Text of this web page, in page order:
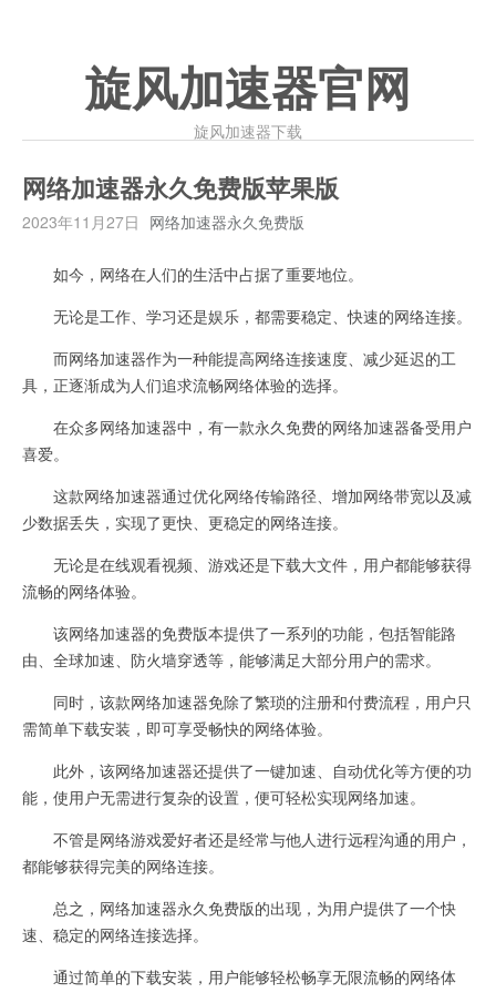
旋风加速器官网
旋风加速器下载
网络加速器永久免费版苹果版
2023年11月27日 网络加速器永久免费版
如今，网络在人们的生活中占据了重要地位。
无论是工作、学习还是娱乐，都需要稳定、快速的网络连接。
而网络加速器作为一种能提高网络连接速度、减少延迟的工
具，正逐渐成为人们追求流畅网络体验的选择。
在众多网络加速器中，有一款永久免费的网络加速器备受用户
喜爱。
这款网络加速器通过优化网络传输路径、增加网络带宽以及减
少数据丢失，实现了更快、更稳定的网络连接。
无论是在线观看视频、游戏还是下载大文件，用户都能够获得
流畅的网络体验。
该网络加速器的免费版本提供了一系列的功能，包括智能路
由、全球加速、防火墙穿透等，能够满足大部分用户的需求。
同时，该款网络加速器免除了繁琐的注册和付费流程，用户只
需简单下载安装，即可享受畅快的网络体验。
此外，该网络加速器还提供了一键加速、自动优化等方便的功
能，使用户无需进行复杂的设置，便可轻松实现网络加速。
不管是网络游戏爱好者还是经常与他人进行远程沟通的用户，
都能够获得完美的网络连接。
总之，网络加速器永久免费版的出现，为用户提供了一个快
速、稳定的网络连接选择。
通过简单的下载安装，用户能够轻松畅享无限流畅的网络体